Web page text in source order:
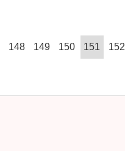
148 149 150 151 152